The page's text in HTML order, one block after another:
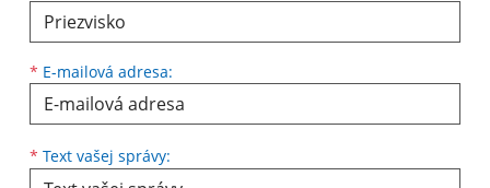
* E-mailová adresa:
* Text vašej správy: